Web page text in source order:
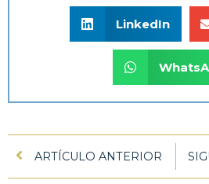
LinkedIn
ARTÍCULO ANTERIOR